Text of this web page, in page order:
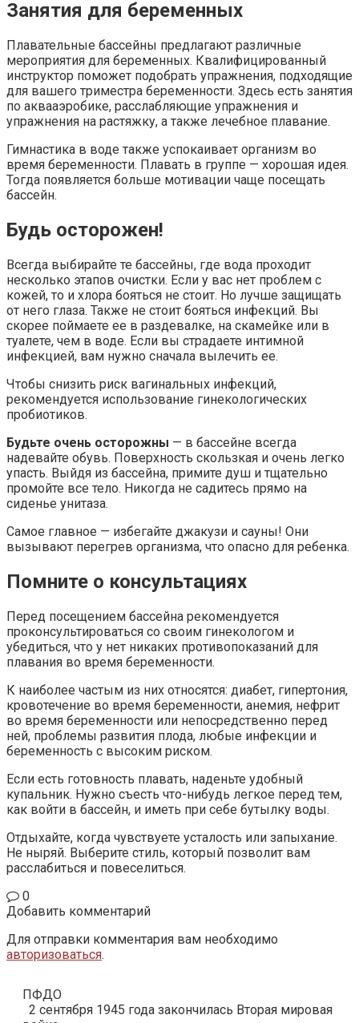
Занятия для беременных
Плавательные бассейны предлагают различные
мероприятия для беременных. Квалифицированный
инструктор поможет подобрать упражнения, подходящие
для вашего триместра беременности. Здесь есть занятия
по аквааэробике, расслабляющие упражнения и
упражнения на растяжку, а также лечебное плавание.
Гимнастика в воде также успокаивает организм во
время беременности. Плавать в группе — хорошая идея.
Тогда появляется больше мотивации чаще посещать
бассейн.
Будь осторожен!
Всегда выбирайте те бассейны, где вода проходит
несколько этапов очистки. Если у вас нет проблем с
кожей, то и хлора бояться не стоит. Но лучше защищать
от него глаза. Также не стоит бояться инфекций. Вы
скорее поймаете ее в раздевалке, на скамейке или в
туалете, чем в воде. Если вы страдаете интимной
инфекцией, вам нужно сначала вылечить ее.
Чтобы снизить риск вагинальных инфекций,
рекомендуется использование гинекологических
пробиотиков.
Будьте очень осторожны — в бассейне всегда
надевайте обувь. Поверхность скользкая и очень легко
упасть. Выйдя из бассейна, примите душ и тщательно
промойте все тело. Никогда не садитесь прямо на
сиденье унитаза.
Самое главное — избегайте джакузи и сауны! Они
вызывают перегрев организма, что опасно для ребенка.
Помните о консультациях
Перед посещением бассейна рекомендуется
проконсультироваться со своим гинекологом и
убедиться, что у нет никаких противопоказаний для
плавания во время беременности.
К наиболее частым из них относятся: диабет, гипертония,
кровотечение во время беременности, анемия, нефрит
во время беременности или непосредственно перед
ней, проблемы развития плода, любые инфекции и
беременность с высоким риском.
Если есть готовность плавать, наденьте удобный
купальник. Нужно съесть что-нибудь легкое перед тем,
как войти в бассейн, и иметь при себе бутылку воды.
Отдыхайте, когда чувствуете усталость или запыхание.
Не ныряй. Выберите стиль, который позволит вам
расслабиться и повеселиться.
0
Добавить комментарий
Для отправки комментария вам необходимо
авторизоваться.
ПФДО
2 сентября 1945 года закончилась Вторая мировая